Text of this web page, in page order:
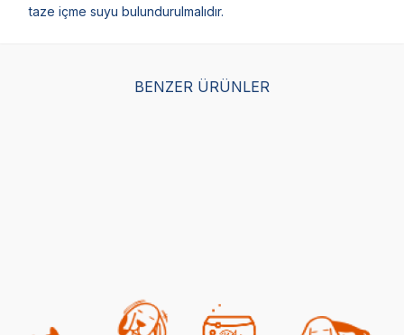
taze içme suyu bulundurulmalıdır.
BENZER ÜRÜNLER